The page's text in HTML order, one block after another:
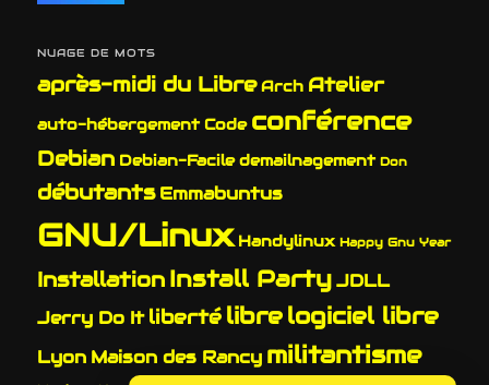
NUAGE DE MOTS
après-midi du Libre Arch Atelier
auto-hébergement Code conférence
Debian Debian-Facile demailnagement Don
débutants Emmabuntus
GNU/Linux Handylinux Happy Gnu Year
Installation Install PartyJDLL
Jerry Do It liberté librelogiciel libre
Lyon Maison des Rancy militantisme